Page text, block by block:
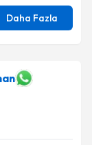
Daha Fazla